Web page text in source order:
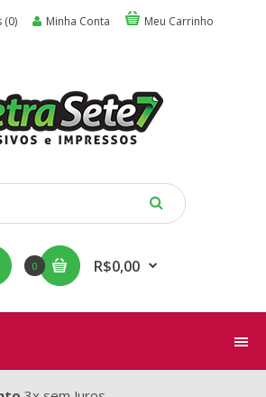
(0) Minha Conta Meu Carrinho
0 R$0,00